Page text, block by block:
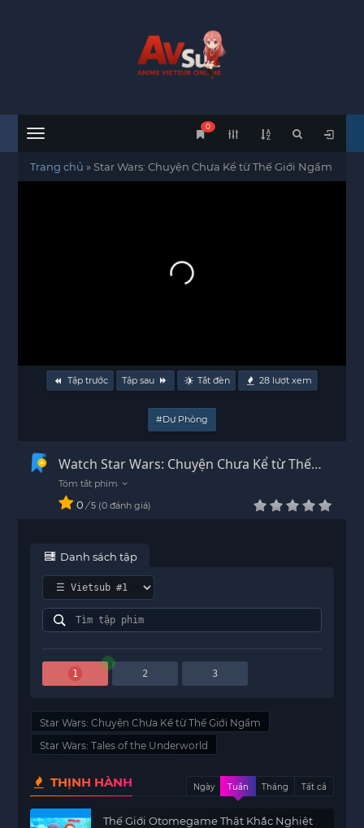
Menu
0
Trang chủ »Star Wars: Chuyện Chưa Kể từ Thế Giới Ngầm
Tập trước Tập sau Tắt đèn 28lượt xem
#Dự Phòng
Watch Star Wars: Chuyện Chưa Kể từ Thế
Giới Ngầm Vietsub - HD
0 / 5 0 đánh giá
Danh sách tập
1 2 3
Star Wars: Chuyện Chưa Kể từ Thế Giới Ngầm
Star Wars: Tales of the Underworld
THỊNH HÀNH Ngày Tuần Tháng Tất cả
Thế Giới Otomegame Thật Khắc Nghiệt